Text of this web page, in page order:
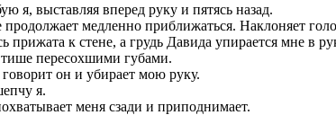
выставляя вперед руку и пятясь назад.
медленно приближаться. Наклоняет
к стене, а грудь Давида упирается мне в
пересохшими губами.
он и убирает мою руку.
я.
меня сзади и приподнимает.